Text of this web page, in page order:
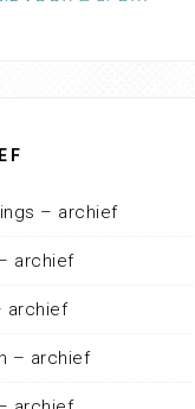
– archief
archief
archief
– archief